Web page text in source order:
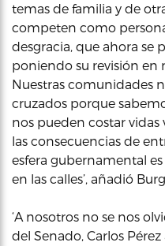
temas de familia y de
competen como
desgracia, que ahora se
poniendo su revisión en
Nuestras comunidades
cruzados porque
nos pueden costar vidas
las consecuencias de
esfera gubernamental
en las calles’, añadió
‘A nosotros no se nos
del Senado, Carlos